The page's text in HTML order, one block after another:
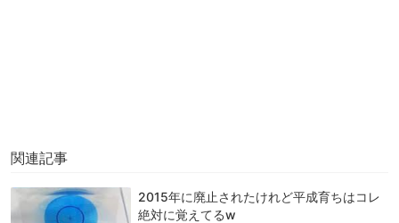
関連記事
2015年に廃止されたけれど平成育ちはコレ
絶対に覚えてるw